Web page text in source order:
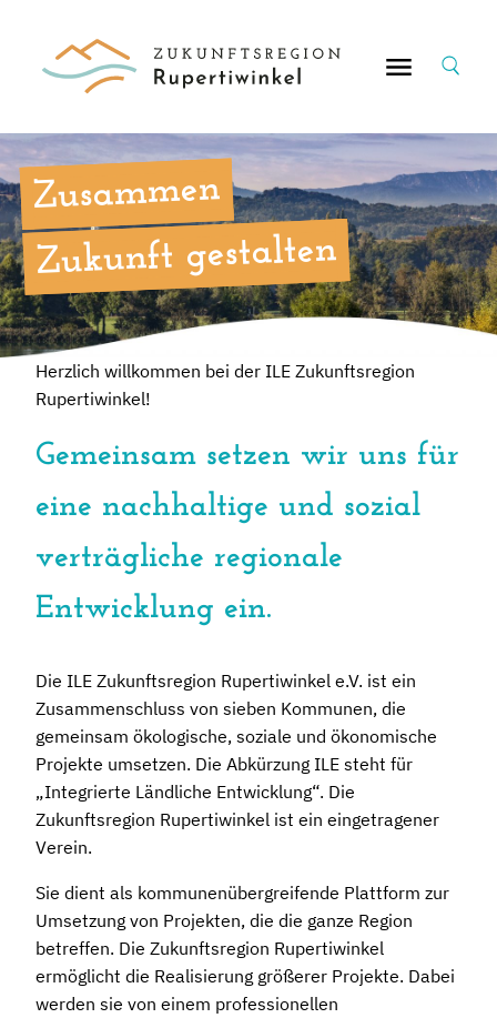
Suche
Zusammen
Zukunft gestalten
Herzlich willkommen bei der ILE Zukunftsregion
Rupertiwinkel!
Gemeinsam setzen wir uns für
eine nachhaltige und sozial
verträgliche regionale
Entwicklung ein.
Die ILE Zukunftsregion Rupertiwinkel e.V. ist ein
Zusammenschluss von sieben Kommunen, die
gemeinsam ökologische, soziale und ökonomische
Projekte umsetzen. Die Abkürzung ILE steht für
„Integrierte Ländliche Entwicklung“. Die
Zukunftsregion Rupertiwinkel ist ein eingetragener
Verein.
Sie dient als kommunenübergreifende Plattform zur
Umsetzung von Projekten, die die ganze Region
betreffen. Die Zukunftsregion Rupertiwinkel
ermöglicht die Realisierung größerer Projekte. Dabei
werden sie von einem professionellen